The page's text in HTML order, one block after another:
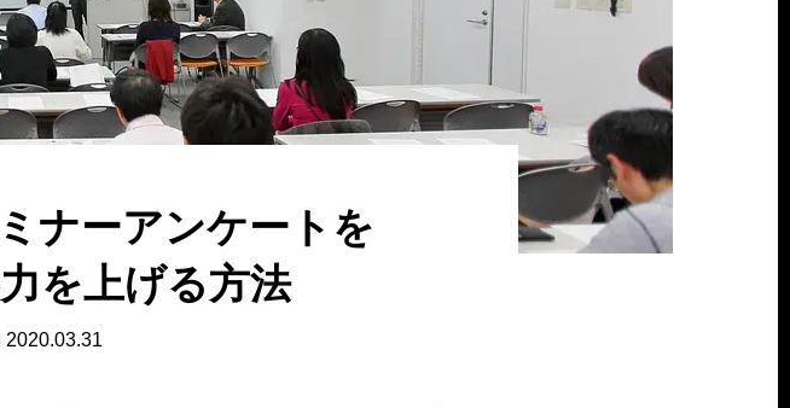
ナーアンケートを
を上げる方法
2020.03.31